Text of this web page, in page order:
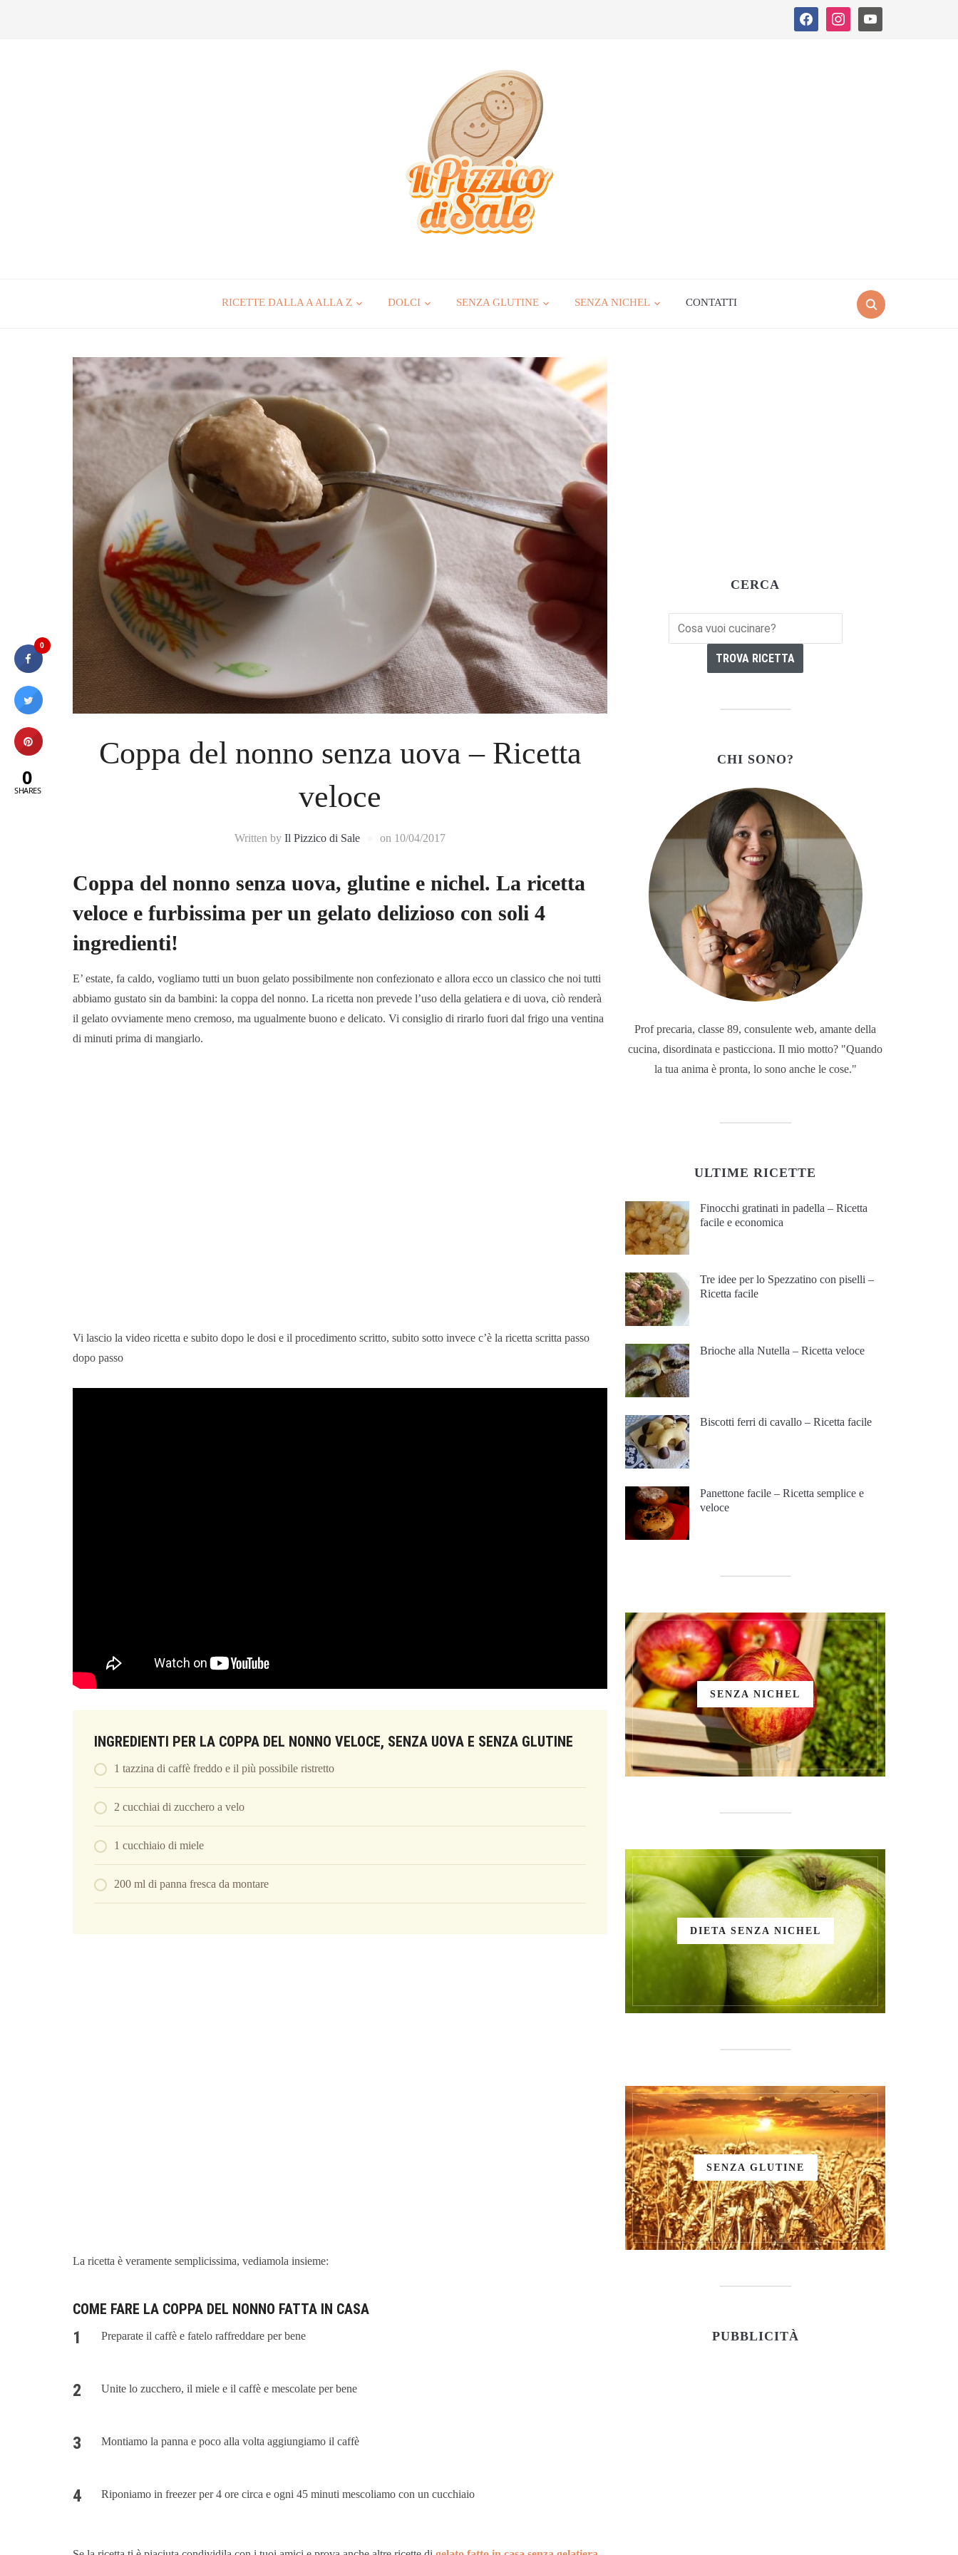
facebook instagram youtube
RICETTE DALLA A ALLA Z DOLCI SENZA GLUTINE SENZA NICHEL CONTATTI
Coppa del nonno senza uova – Ricetta
veloce
Written by Il Pizzico di Sale on 10/04/2017
Coppa del nonno senza uova, glutine e nichel. La ricetta
veloce e furbissima per un gelato delizioso con soli 4
ingredienti!
E’ estate, fa caldo, vogliamo tutti un buon gelato possibilmente non confezionato e allora ecco un classico che noi tutti
abbiamo gustato sin da bambini: la coppa del nonno. La ricetta non prevede l’uso della gelatiera e di uova, ciò renderà
il gelato ovviamente meno cremoso, ma ugualmente buono e delicato. Vi consiglio di rirarlo fuori dal frigo una ventina
di minuti prima di mangiarlo.
Vi lascio la video ricetta e subito dopo le dosi e il procedimento scritto, subito sotto invece c’è la ricetta scritta passo
dopo passo
INGREDIENTI PER LA COPPA DEL NONNO VELOCE, SENZA UOVA E SENZA GLUTINE
1 tazzina di caffè freddo e il più possibile ristretto
2 cucchiai di zucchero a velo
1 cucchiaio di miele
200 ml di panna fresca da montare
La ricetta è veramente semplicissima, vediamola insieme:
COME FARE LA COPPA DEL NONNO FATTA IN CASA
Preparate il caffè e fatelo raffreddare per bene
Unite lo zucchero, il miele e il caffè e mescolate per bene
Montiamo la panna e poco alla volta aggiungiamo il caffè
Riponiamo in freezer per 4 ore circa e ogni 45 minuti mescoliamo con un cucchiaio
CERCA
CHI SONO?
Prof precaria, classe 89, consulente web, amante della
cucina, disordinata e pasticciona. Il mio motto? "Quando
la tua anima è pronta, lo sono anche le cose."
ULTIME RICETTE
Finocchi gratinati in padella – Ricetta
facile e economica
Tre idee per lo Spezzatino con piselli –
Ricetta facile
Brioche alla Nutella – Ricetta veloce
Biscotti ferri di cavallo – Ricetta facile
Panettone facile – Ricetta semplice e
veloce
SENZA NICHEL
DIETA SENZA NICHEL
SENZA GLUTINE
PUBBLICITÀ
0
0
SHARES